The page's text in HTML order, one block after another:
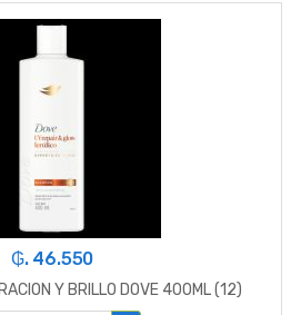
₲. 46.550
Y BRILLO DOVE 400ML (12)